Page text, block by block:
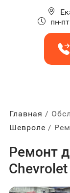
пн-
Главная
Шевроле
Ремонт